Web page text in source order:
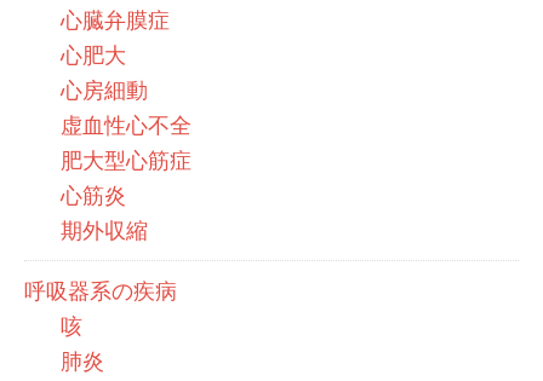
心臓弁膜症
心肥大
心房細動
虚血性心不全
肥大型心筋症
心筋炎
期外収縮
呼吸器系の疾病
咳
肺炎